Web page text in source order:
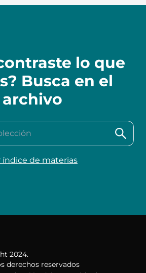
lo que
Busca en el
archivo
índice de materias
2024.
derechos reservados